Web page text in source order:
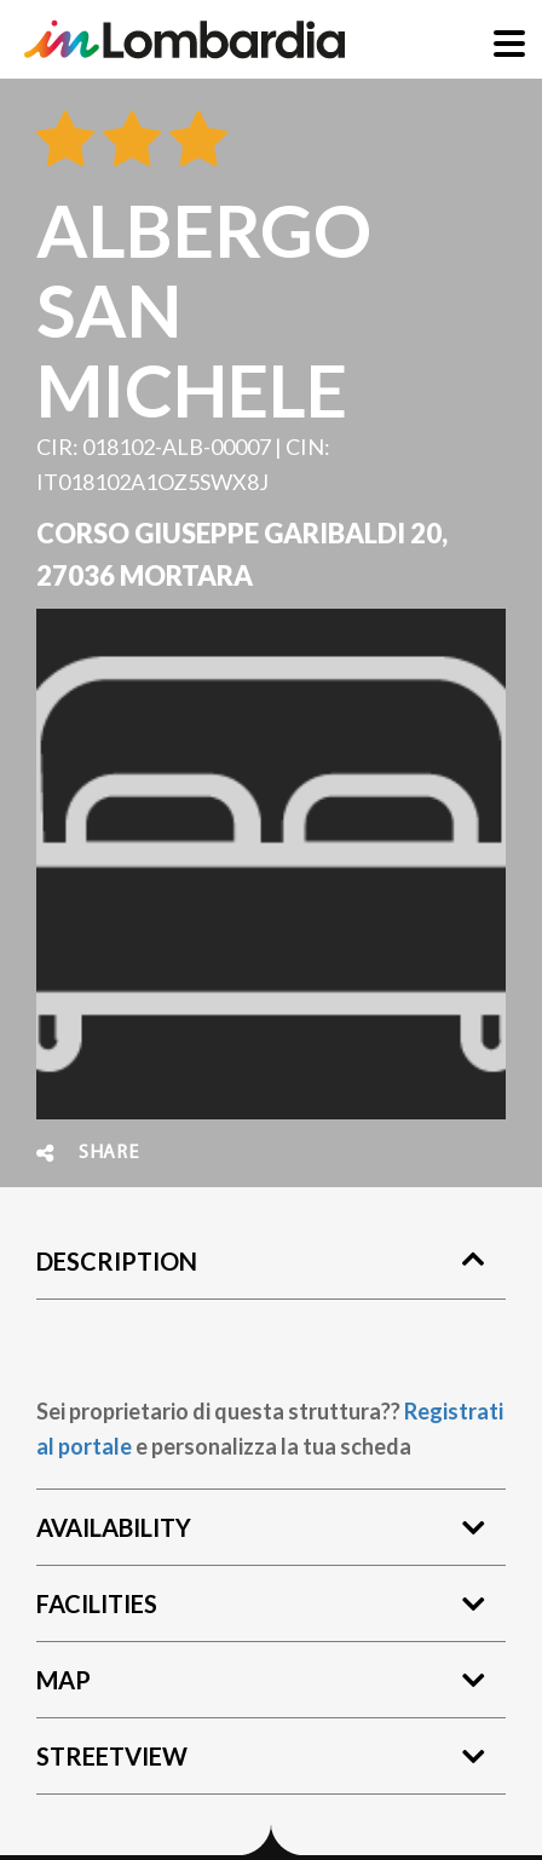
ALBERGO
SAN
MICHELE
CIR: 018102-ALB-00007 | CIN:
IT018102A1OZ5SWX8J
CORSO GIUSEPPE GARIBALDI 20,
27036MORTARA
SHARE
DESCRIPTION
Sei proprietario di questa struttura??Registrati
al portalee personalizza la tua scheda
AVAILABILITY
FACILITIES
MAP
STREETVIEW